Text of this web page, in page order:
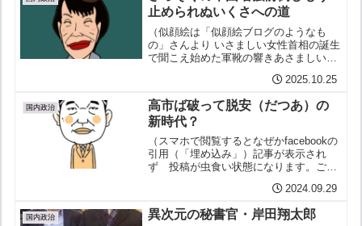
止められぬいくさへの道
（似顔絵は「似顔絵ブログのようなも
の」さんより いさましい女性首相の誕生
で聞こえ始めた軍靴の響きあさましい極
道安倍よりもさらに安倍的「安倍➕（プ
ラス）」高市早苗が国を滅ぼす極極右サ
ナエあれば憂えのみ支持率...
2025.10.25
国内政治
高市ば破って脱安（だつあ）の
新時代？
（スマホで閲覧するとなぜかfacebookの
引用（「埋め込み」）記事が表示され
ず 投稿が虫食い状態になります。ご迷
ださい。m(_ _)m）追記：回復しない
し、facebookに問い合わせても返事は来
ないし...
2024.09.29
国内政治 異次元の秘書官・岸田翔太郎